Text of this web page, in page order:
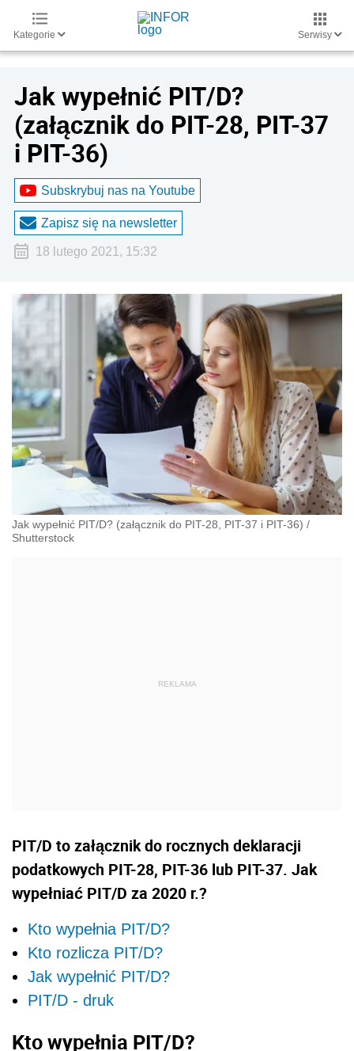
Kategorie Serwisy
Jak wypełnić PIT/D?
(załącznik do PIT-28, PIT-37
i PIT-36)
Subskrybuj nas na Youtube
Zapisz się na newsletter
18 lutego 2021, 15:32
Jak wypełnić PIT/D? (załącznik do PIT-28, PIT-37 i PIT-36) /
Shutterstock
PIT/D to załącznik do rocznych deklaracji
podatkowych PIT-28, PIT-36 lub PIT-37. Jak
wypełniać PIT/D za 2020 r.?
Kto wypełnia PIT/D?
Kto rozlicza PIT/D?
Jak wypełnić PIT/D?
PIT/D - druk
Kto wypełnia PIT/D?